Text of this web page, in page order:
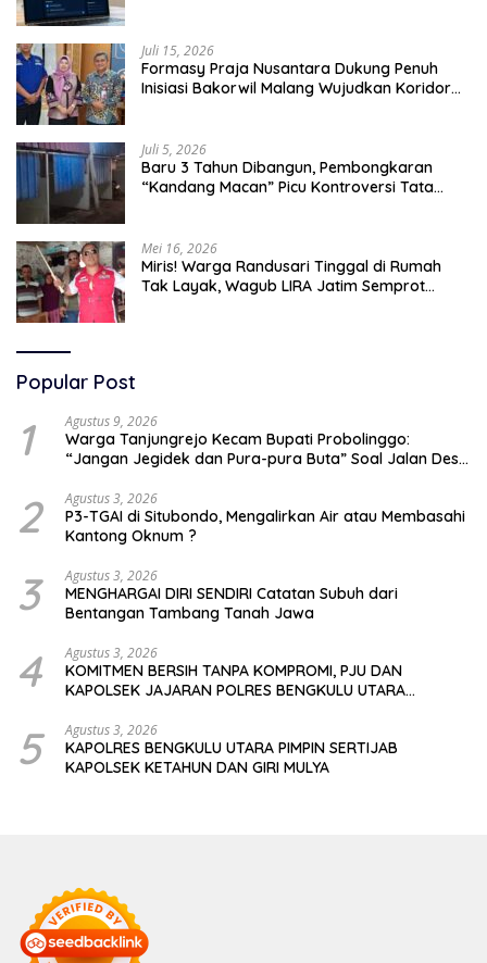
Juli 15, 2026
Formasy Praja Nusantara Dukung Penuh
Inisiasi Bakorwil Malang Wujudkan Koridor
Juli 5, 2026
Baru 3 Tahun Dibangun, Pembongkaran
“Kandang Macan” Picu Kontroversi Tata
Mei 16, 2026
Miris! Warga Randusari Tinggal di Rumah
Tak Layak, Wagub LIRA Jatim Semprot
Popular Post
1 Agustus 9, 2026
Warga Tanjungrejo Kecam Bupati Probolinggo:
“Jangan Jegidek dan Pura-pura Buta” Soal Jalan Desa
2 Agustus 3, 2026
P3-TGAI di Situbondo, Mengalirkan Air atau Membasahi
Kantong Oknum ?
3 Agustus 3, 2026
MENGHARGAI DIRI SENDIRI Catatan Subuh dari
Bentangan Tambang Tanah Jawa
4 Agustus 3, 2026
KOMITMEN BERSIH TANPA KOMPROMI, PJU DAN
KAPOLSEK JAJARAN POLRES BENGKULU UTARA
5 Agustus 3, 2026
KAPOLRES BENGKULU UTARA PIMPIN SERTIJAB
KAPOLSEK KETAHUN DAN GIRI MULYA